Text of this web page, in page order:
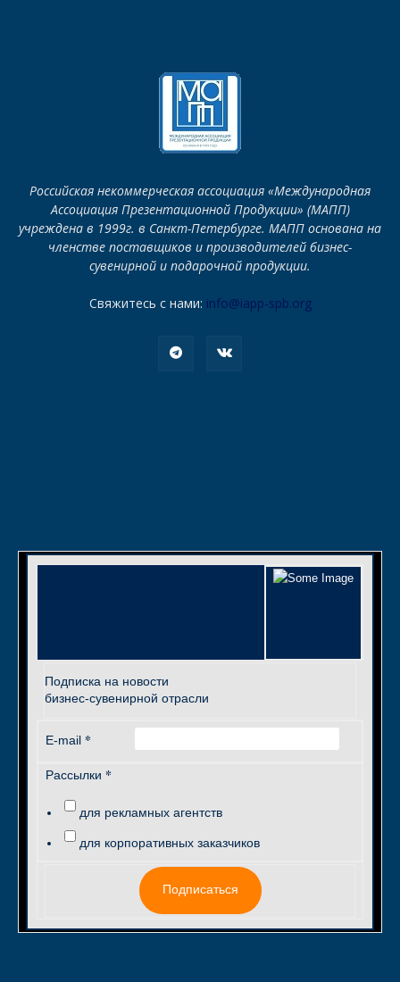
Российская некоммерческая ассоциация «Международная
Ассоциация Презентационной Продукции» (МАПП)
учреждена в 1999г. в Санкт-Петербурге. МАПП основана на
членстве поставщиков и производителей бизнес-
сувенирной и подарочной продукции.
Свяжитесь с нами: info@iapp-spb.org
Подписка на новости
бизнес-сувенирной отрасли
E-mail *
Рассылки *
для рекламных агентств
для корпоративных заказчиков
Подписаться